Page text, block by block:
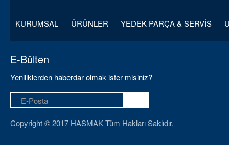
KURUMSAL ÜRÜNLER YEDEK PARÇA & SERVİS
E-Bülten
Yeniliklerden haberdar olmak ister misiniz?
Copyright © 2017 HASMAK Tüm Hakları Saklıdır.